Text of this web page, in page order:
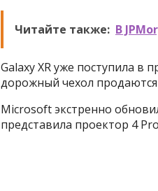
Читайте также: В
Galaxy XR уже поступила
дорожный чехол
Microsoft экстренно
представила проектор 4